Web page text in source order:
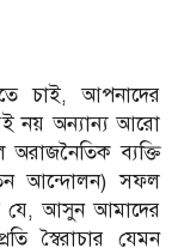
চাই, আপনাদের
নয় অন্যান্য আরো
ব্যক্তি
আন্দোলন) সফল
যে, আসুন আমাদের
স্বৈরাচার যেমন